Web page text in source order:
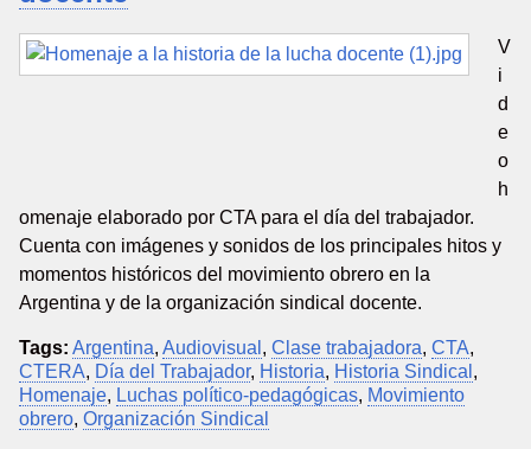
V
i
d
e
o
h
omenaje elaborado por CTA para el día del trabajador.
Cuenta con imágenes y sonidos de los principales hitos y
momentos históricos del movimiento obrero en la
Argentina y de la organización sindical docente.
Tags: Argentina, Audiovisual , Clase trabajadora, CTA,
CTERA, Día del Trabajador, Historia, Historia Sindical ,
Homenaje, Luchas político-pedagógicas, Movimiento
obrero, Organización Sindical